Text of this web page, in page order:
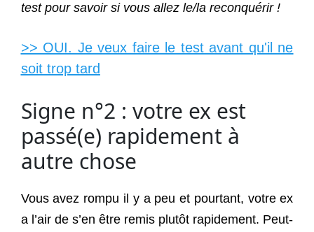
test pour savoir si vous allez le/la reconquérir !
>> OUI. Je veux faire le test avant qu'il ne
soit trop tard
Signe n°2 : votre ex est
passé(e) rapidement à
autre chose
Vous avez rompu il y a peu et pourtant, votre ex
a l’air de s’en être remis plutôt rapidement. Peut-